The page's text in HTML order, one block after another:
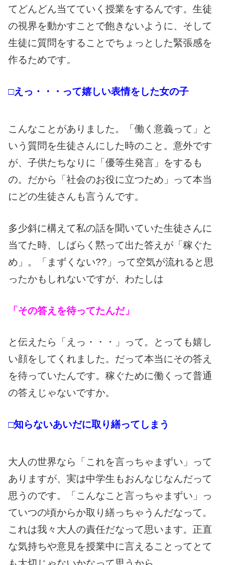
てどんどん当てていく授業をするんです。生徒
の視界を動かすことで飽きないように、そして
生徒に質問をすることでちょっとした緊張感を
作るためです。
□えっ・・・って嬉しい表情をした女の子
こんなことがありました。「働く意義って」と
いう質問を生徒さんにした時のこと。意外です
が、子供たちなりに「優等生発言」をするも
の。だから「社会のお役に立つため」って本当
にどの生徒さんも言うんです。
多少斜に構えて私の話を聞いていた生徒さんに
当てた時、しばらく黙って出た答えが「稼ぐた
め」。「まずくない??」って空気が流れると思
ったかもしれないですが、 わたしは
「その答えを待ってたんだ」
と伝えたら「えっ・・・」って。とっても嬉し
い顔をしてくれました。 だって本当にその答え
を待っていたんです。稼ぐために働くって普通
の答えじゃないですか。
□知らないあいだに取り繕ってしまう
大人の世界なら「これを言っちゃまずい」って
ありますが、実は中学生もおんなじなんだって
思うのです。「こんなこと言っちゃまずい」っ
ていつの頃からか取り繕っちゃうんだなって。
これは我々大人の責任だなって思います。正直
な気持ちや意見を授業中に言えることってとて